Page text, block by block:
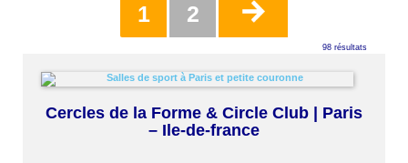
Page
1 Page
2
98 résultats
Cercles de la Forme & Circle Club | Paris
– Ile-de-france